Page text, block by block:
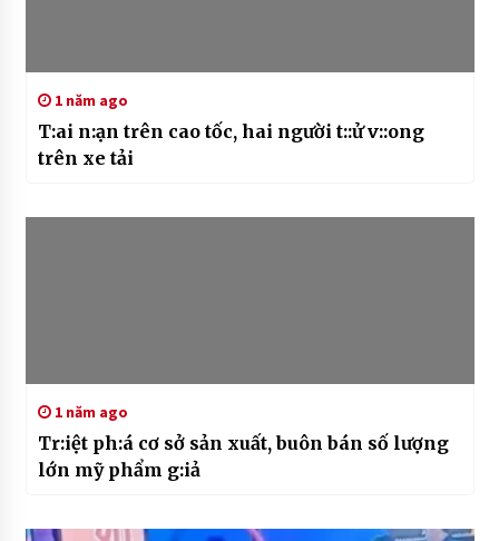
1 năm ago
T:ai n:ạn trên cao tốc, hai người t::ử v::ong
trên xe tải
1 năm ago
Tr:iệt ph:á cơ sở sản xuất, buôn bán số lượng
lớn mỹ phẩm g:iả